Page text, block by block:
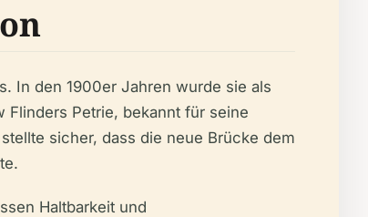
In den 1900er Jahren wurde sie als
Flinders Petrie, bekannt für seine
sicher, dass die neue Brücke dem
Haltbarkeit und